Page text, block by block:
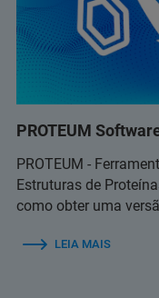
PROTEUM
PROTEUM -
Estruturas de
como obter uma
LEIA MAIS